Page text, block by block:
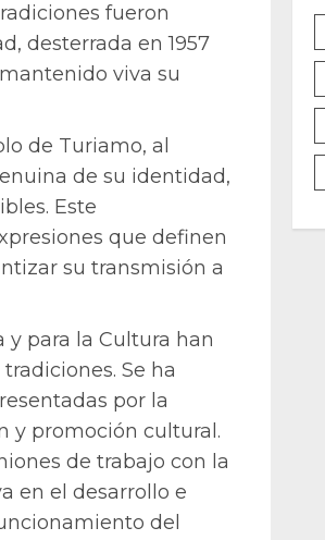
fueron
desterrada en 1957
viva su
de Turiamo, al
de su identidad,
Este
que definen
su transmisión a
y para la Cultura han
Se ha
por la
y promoción cultural.
de trabajo con la
en el desarrollo e
del